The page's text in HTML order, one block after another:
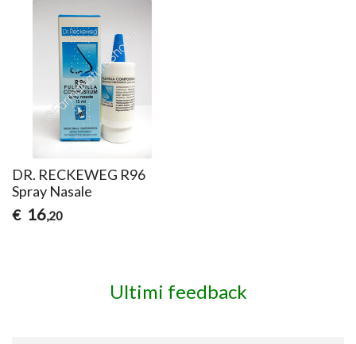
DR. RECKEWEG R96
Spray Nasale
€ 16,20
Ultimi feedback